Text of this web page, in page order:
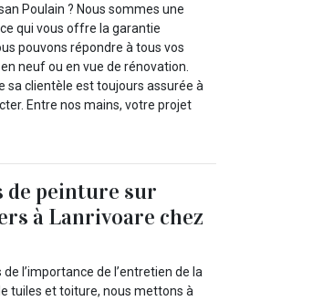
Poulain ? Nous sommes une
qui vous offre la garantie
pouvons répondre à tous vos
neuf ou en vue de rénovation.
sa clientèle est toujours assurée à
Entre nos mains, votre projet
de peinture sur
à Lanrivoare chez
l’importance de l’entretien de la
tuiles et toiture, nous mettons à